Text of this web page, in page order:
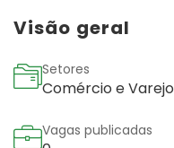
Visão geral
Setores
Comércio e Varejo
Vagas publicadas